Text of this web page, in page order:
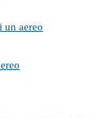
un aereo